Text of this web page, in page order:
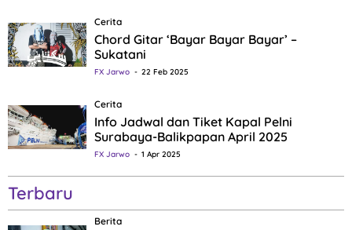
Cerita
Chord Gitar ‘Bayar Bayar Bayar’ –
Sukatani
FX Jarwo 22 Feb 2025
Cerita
Info Jadwal dan Tiket Kapal Pelni
Surabaya-Balikpapan April 2025
FX Jarwo 1 Apr 2025
Terbaru
Berita